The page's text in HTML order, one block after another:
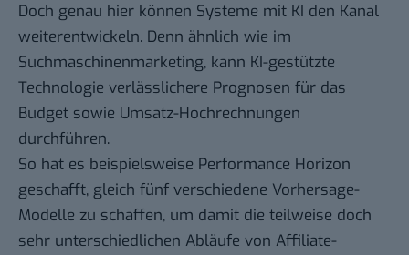
Doch genau hier können Systeme mit KI den Kanal
weiterentwickeln. Denn ähnlich wie im
Suchmaschinenmarketing, kann KI-gestützte
Technologie verlässlichere Prognosen für das
Budget sowie Umsatz-Hochrechnungen
durchführen.
So hat es beispielsweise Performance Horizon
geschafft, gleich fünf verschiedene Vorhersage-
Modelle zu schaffen, um damit die teilweise doch
sehr unterschiedlichen Abläufe von Affiliate-